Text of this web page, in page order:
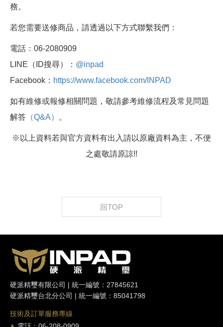
務。
若您需要送修商品，請透過以下方式聯繫我們：
電話：06-2080909
LINE（ID搜尋）： @inpad
Facebook： https://www.facebook.com/INPAD
如有維修或報修相關問題，敬請參考維修流程及常見問題
解答 （Q&A） 。
※以上資料若與官方資料有出入請以原廠資料為主，不便
之處敬請原諒!!
回TOP
硬派精璽有限公司 | 統一編號：27845621
硬派精璽台北分公司 | 統一編號：85041798
技術及訂單服務專線